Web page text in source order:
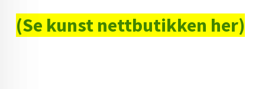
NORSK KUNST
(Se kunst nettbutikken her)